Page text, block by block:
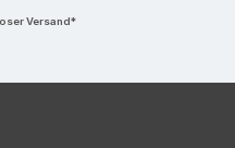
Versand*